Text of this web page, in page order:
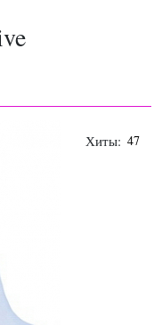
Хиты: 47